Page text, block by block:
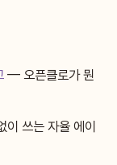
— 오픈클로가 뭔
쓰는 자율 에이